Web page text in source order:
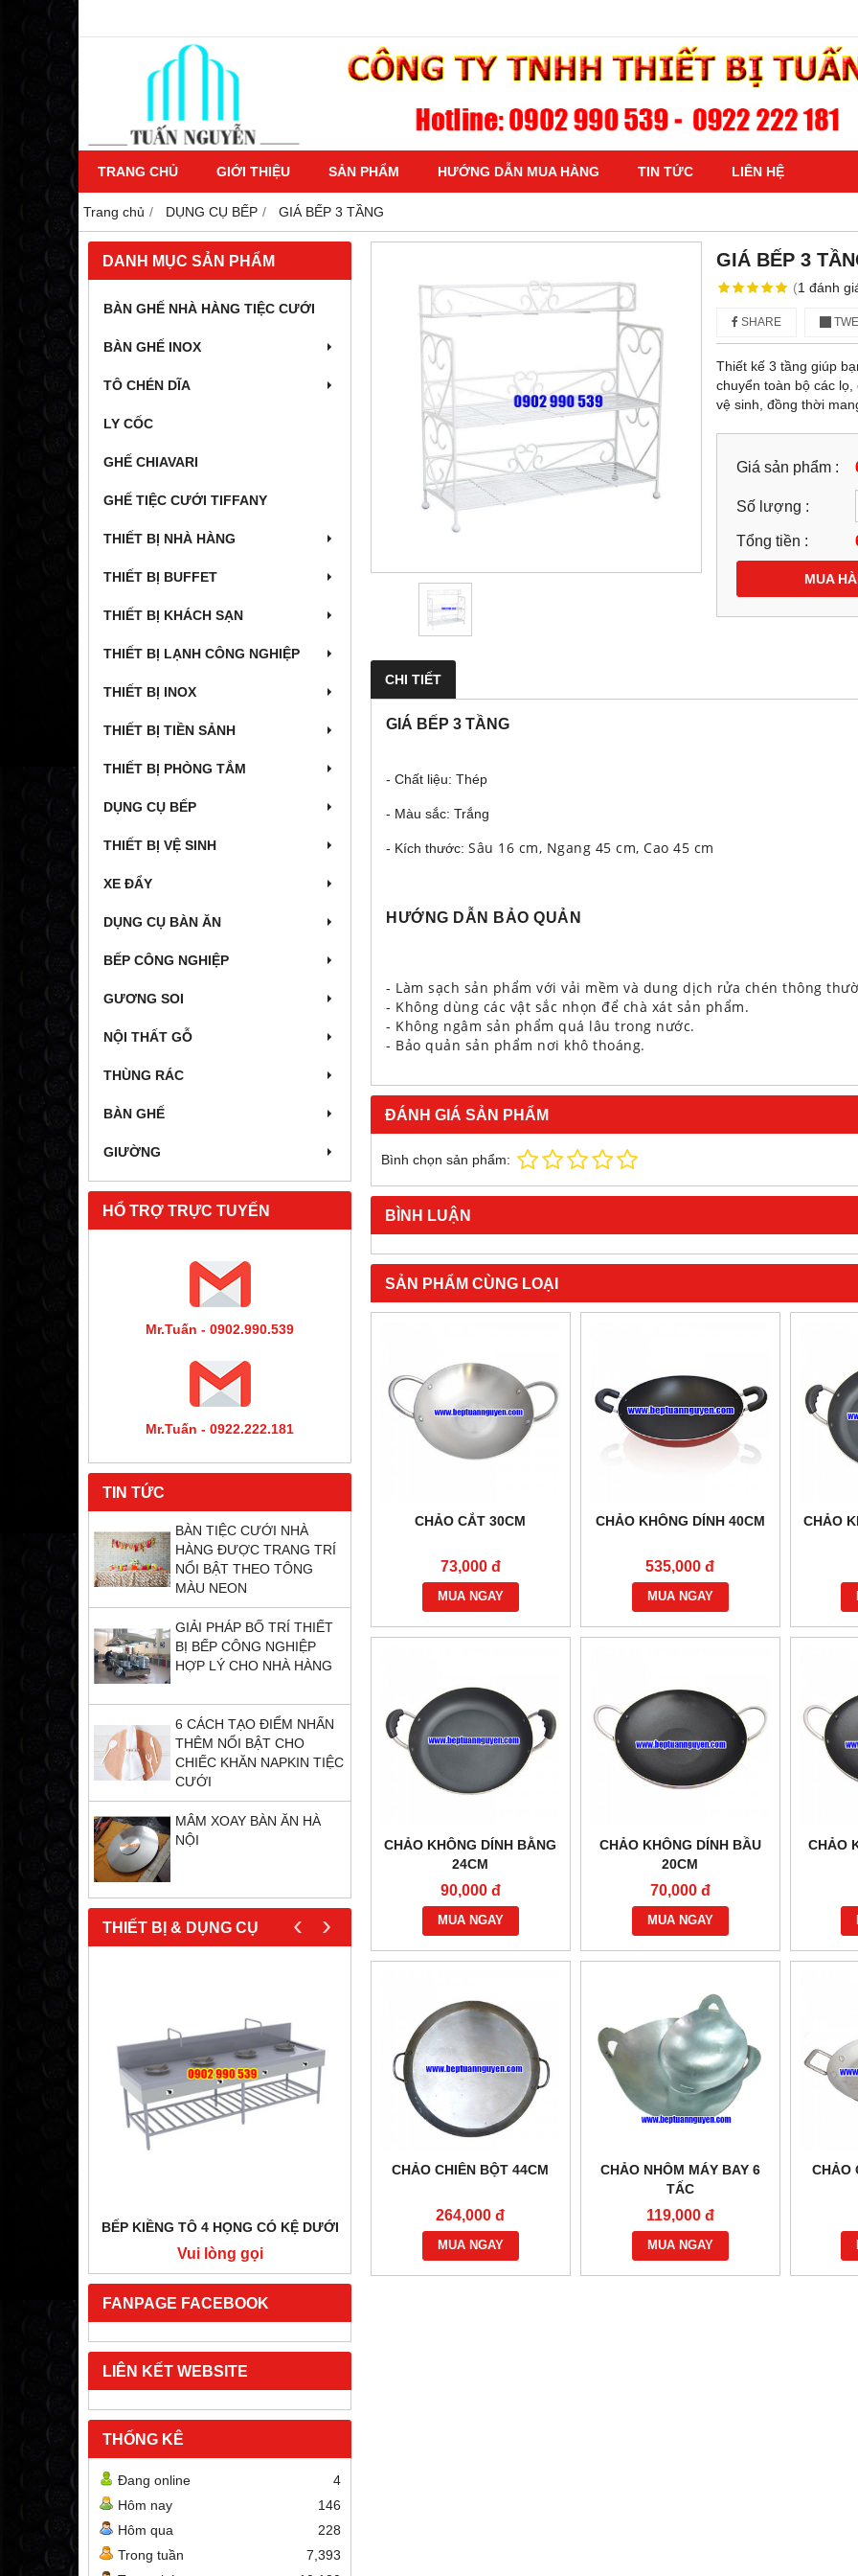
TRANG CHỦ GIỚI THIỆU SẢN PHẨM HƯỚNG DẪN MUA HÀNG TIN TỨC LIÊN HỆ
Trang chủ DỤNG CỤ BẾP GIÁ BẾP 3 TẦNG
DANH MỤC SẢN PHẨM
BÀN GHẾ NHÀ HÀNG TIỆC CƯỚI
BÀN GHẾ INOX
TÔ CHÉN DĨA
LY CỐC
GHẾ CHIAVARI
GHẾ TIỆC CƯỚI TIFFANY
THIẾT BỊ NHÀ HÀNG
THIẾT BỊ BUFFET
THIẾT BỊ KHÁCH SẠN
THIẾT BỊ LẠNH CÔNG NGHIỆP
THIẾT BỊ INOX
THIẾT BỊ TIỀN SẢNH
THIẾT BỊ PHÒNG TẮM
DỤNG CỤ BẾP
THIẾT BỊ VỆ SINH
XE ĐẨY
DỤNG CỤ BÀN ĂN
BẾP CÔNG NGHIỆP
GƯƠNG SOI
NỘI THẤT GỖ
THÙNG RÁC
BÀN GHẾ
GIƯỜNG
HỔ TRỢ TRỰC TUYẾN
Mr.Tuấn - 0902.990.539
Mr.Tuấn - 0922.222.181
TIN TỨC
BÀN TIỆC CƯỚI NHÀ
HÀNG ĐƯỢC TRANG TRÍ
NỔI BẬT THEO TÔNG
MÀU NEON
GIẢI PHÁP BỐ TRÍ THIẾT
BỊ BẾP CÔNG NGHIỆP
HỢP LÝ CHO NHÀ HÀNG
6 CÁCH TẠO ĐIỂM NHẤN
THÊM NỔI BẬT CHO
CHIẾC KHĂN NAPKIN TIỆC
CƯỚI
MÂM XOAY BÀN ĂN HÀ
NỘI
THIẾT BỊ & DỤNG CỤ
BẾP KIỀNG TÔ 4 HỌNG CÓ KỆ DƯỚI
Vui lòng gọi
BẾP HẦM THAN ĐÁ KHÔNG GÁY
Vui lòng gọi
BẾP HẦM THAN ĐÁ CÓ GÁY
Vui lòng gọi
‹ ›
FANPAGE FACEBOOK
LIÊN KẾT WEBSITE
THỐNG KÊ
Đang online
4
Hôm nay
146
Hôm qua
228
Trong tuần
7,393
GIÁ BẾP 3
(1 đánh
SHARE
Thiết kế 3 tầng giúp
chuyển toàn bộ các
vệ sinh, đồng thời
Giá sản phẩm :
Số lượng :
Tổng tiền :
MUA
CHI TIẾT
GIÁ BẾP 3 TẦNG
- Chất liệu: Thép
- Màu sắc: Trắng
- Kích thước: Sâu 16 cm, Ngang 45 cm, Cao 45 cm
HƯỚNG DẪN BẢO QUẢN
- Làm sạch sản phẩm với vải mềm và dung dịch rửa chén thông
- Không dùng các vật sắc nhọn để chà xát sản phẩm.
- Không ngâm sản phẩm quá lâu trong nước.
- Bảo quản sản phẩm nơi khô thoáng.
ĐÁNH GIÁ SẢN PHẨM
Bình chọn sản phẩm:
BÌNH LUẬN
SẢN PHẨM CÙNG LOẠI
CHẢO CẮT 30CM
73,000 đ
MUA NGAY
CHẢO KHÔNG DÍNH 40CM
535,000 đ
MUA NGAY
CHẢO
CHẢO KHÔNG DÍNH BẰNG
24CM
90,000 đ
MUA NGAY
CHẢO KHÔNG DÍNH BẦU
20CM
70,000 đ
MUA NGAY
CHẢO
CHẢO CHIÊN BỘT 44CM
264,000 đ
MUA NGAY
CHẢO NHÔM MÁY BAY 6
TẤC
119,000 đ
MUA NGAY
CHẢO